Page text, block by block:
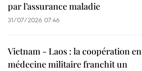
par l’assurance maladie
31/07/2026 07:46
Vietnam - Laos : la coopération en
médecine militaire franchit un